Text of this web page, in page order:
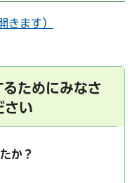
きます）
ためにみなさ
さい
か？